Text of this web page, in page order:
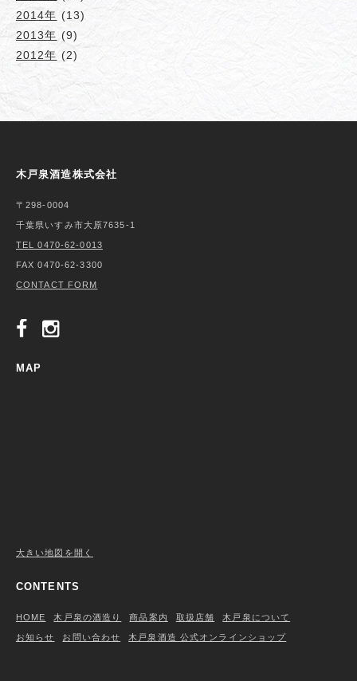
2014年 (13)
2013年 (9)
2012年 (2)
木戸泉酒造株式会社
〒298-0004
千葉県いすみ市大原7635-1
TEL 0470-62-0013
FAX 0470-62-3300
CONTACT FORM
MAP
大きい地図を開く
CONTENTS
HOME 木戸泉の酒造り 商品案内 取扱店舗 木戸泉について
お知らせ お問い合わせ 木戸泉酒造 公式オンラインショップ